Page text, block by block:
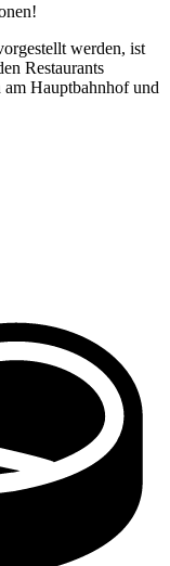
werden, ist
Restaurants
Hauptbahnhof und